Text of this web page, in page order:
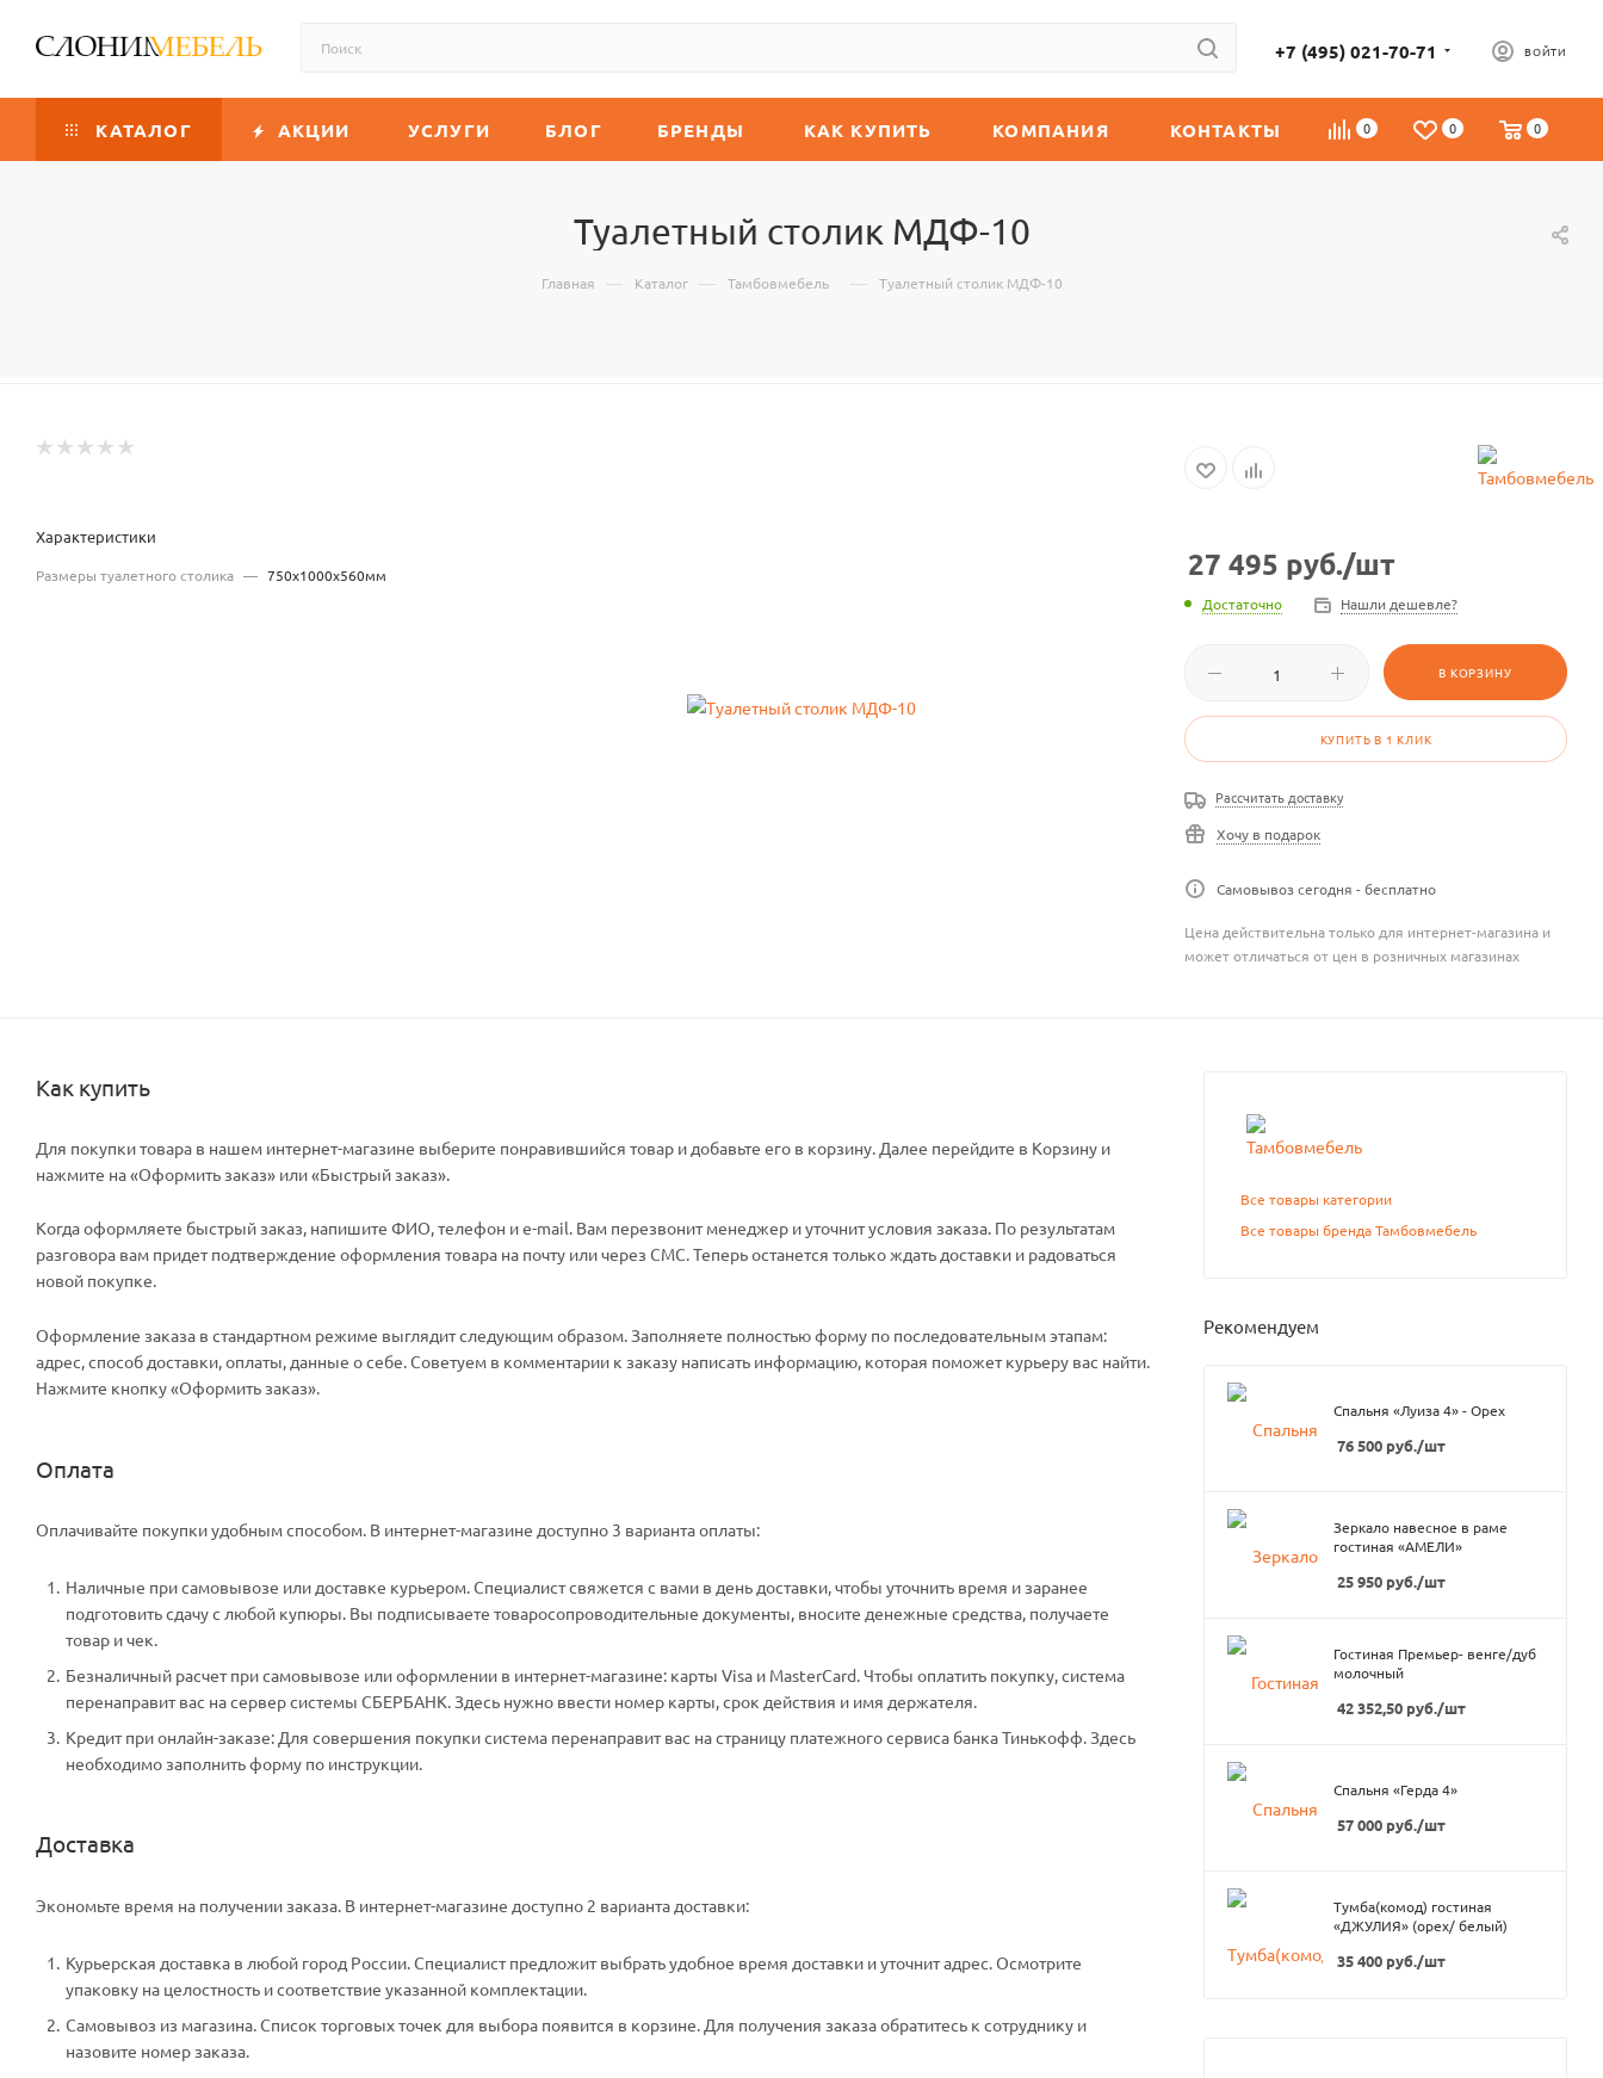
+7 (495) 021-70-71 ВОЙТИ
0 0 0
КАТАЛОГ АКЦИИ УСЛУГИ БЛОГ БРЕНДЫ КАК КУПИТЬ КОМПАНИЯ КОНТАКТЫ
Туалетный столик МДФ-10
Главная — Каталог — Тамбовмебель — Туалетный столик МДФ-10
Характеристики
Размеры туалетного столика — 750x1000x560мм 27 495 руб./шт
Достаточно Нашли дешевле?
В КОРЗИНУ
КУПИТЬ В 1 КЛИК
Рассчитать доставку
Хочу в подарок
Самовывоз сегодня - бесплатно
Цена действительна только для интернет-магазина и
может отличаться от цен в розничных магазинах
Как купить
Для покупки товара в нашем интернет-магазине выберите понравившийся товар и добавьте его в корзину. Далее перейдите в Корзину и
нажмите на «Оформить заказ» или «Быстрый заказ».
Когда оформляете быстрый заказ, напишите ФИО, телефон и e-mail. Вам перезвонит менеджер и уточнит условия заказа. По результатам
разговора вам придет подтверждение оформления товара на почту или через СМС. Теперь останется только ждать доставки и радоваться
новой покупке.
Оформление заказа в стандартном режиме выглядит следующим образом. Заполняете полностью форму по последовательным этапам:
адрес, способ доставки, оплаты, данные о себе. Советуем в комментарии к заказу написать информацию, которая поможет курьеру вас найти.
Нажмите кнопку «Оформить заказ».
Оплата
Оплачивайте покупки удобным способом. В интернет-магазине доступно 3 варианта оплаты:
Наличные при самовывозе или доставке курьером. Специалист свяжется с вами в день доставки, чтобы уточнить время и заранее
подготовить сдачу с любой купюры. Вы подписываете товаросопроводительные документы, вносите денежные средства, получаете
товар и чек.
Безналичный расчет при самовывозе или оформлении в интернет-магазине: карты Visa и MasterCard. Чтобы оплатить покупку, система
перенаправит вас на сервер системы СБЕРБАНК. Здесь нужно ввести номер карты, срок действия и имя держателя.
Кредит при онлайн-заказе: Для совершения покупки система перенаправит вас на страницу платежного сервиса банка Тинькофф. Здесь
необходимо заполнить форму по инструкции.
Доставка
Экономьте время на получении заказа. В интернет-магазине доступно 2 варианта доставки:
Курьерская доставка в любой город России. Специалист предложит выбрать удобное время доставки и уточнит адрес. Осмотрите
упаковку на целостность и соответствие указанной комплектации.
Самовывоз из магазина. Список торговых точек для выбора появится в корзине. Для получения заказа обратитесь к сотруднику и
назовите номер заказа.
Все товары категории
Все товары бренда Тамбовмебель
Рекомендуем
Спальня «Луиза 4» - Орех
76 500 руб./шт
Зеркало навесное в раме
гостиная «АМЕЛИ»
25 950 руб./шт
Гостиная Премьер- венге/дуб
молочный
42 352,50 руб./шт
Спальня «Герда 4»
57 000 руб./шт
Тумба(комод) гостиная
«ДЖУЛИЯ» (орех/ белый)
35 400 руб./шт